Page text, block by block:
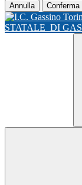
Annulla Conferma
STATALE DI